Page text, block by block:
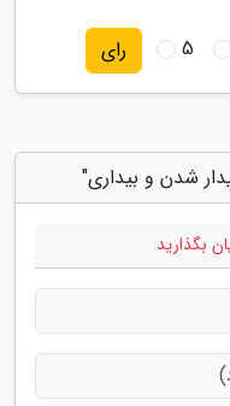
5 رای
شدن و بیداری"
بگذارید